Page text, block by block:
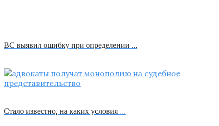
ВС выявил ошибку при определении …
Стало известно, на каких условия …